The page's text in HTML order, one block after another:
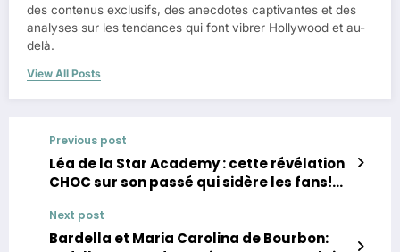
des contenus exclusifs, des anecdotes captivantes et des
analyses sur les tendances qui font vibrer Hollywood et au-
delà.
View All Posts
Previous post
Léa de la Star Academy : cette révélation
CHOC sur son passé qui sidère les fans!
secrets…
Next post
Bardella et Maria Carolina de Bourbon: